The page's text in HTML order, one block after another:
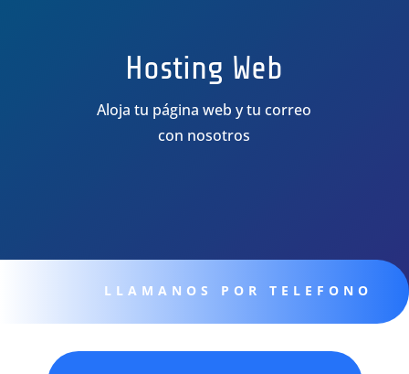
Hosting Web
Aloja tu página web y tu correo
con nosotros
LLAMANOS POR TELEFONO